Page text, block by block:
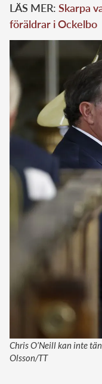
LÄS MER: Skarpa
föräldrar i Ockelbo
Chris O’Neill kan inte
Olsson/TT